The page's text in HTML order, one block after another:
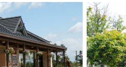
の送付先■
恵庭ビル507
ビス株式会社
北海道恵庭市）